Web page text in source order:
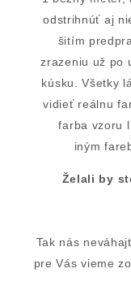
odstrihnúť aj
šitím
zrazeniu už po
kúsku. Všetky
vidieť reálnu
farba vzoru
iným
Želali by
Tak nás
pre Vás vieme